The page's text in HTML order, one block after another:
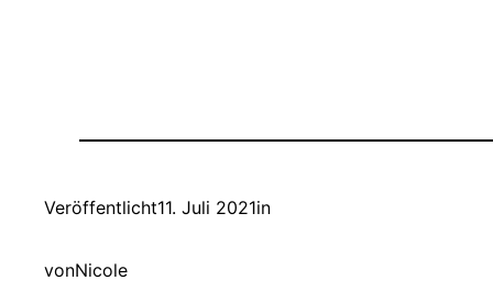
Veröffentlicht11. Juli 2021in
vonNicole